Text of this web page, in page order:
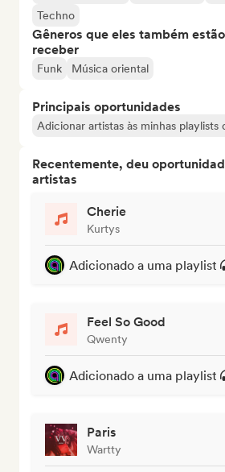
Techno
Gêneros que eles também
receber
Funk Música oriental
Principais oportunidades
Adicionar artistas às minhas playlists
Recentemente, deu
artistas
Cherie
Kurtys
Adicionado a uma playlist
Feel So Good
Qwenty
Adicionado a uma playlist
Paris
Wartty